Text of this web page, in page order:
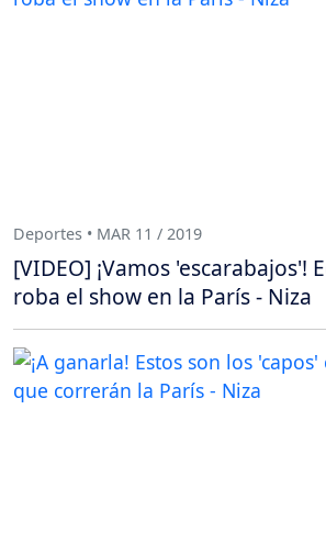
Deportes • MAR 11 / 2019
[VIDEO] ¡Vamos 'escarabajos'!
roba el show en la París - Niza